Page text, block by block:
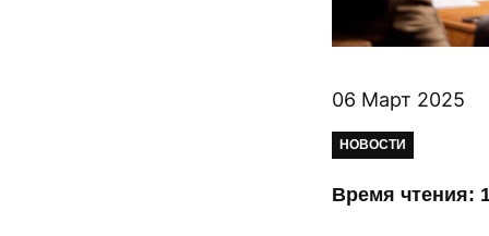
06 Март 2025
НОВОСТИ
Время чтения: